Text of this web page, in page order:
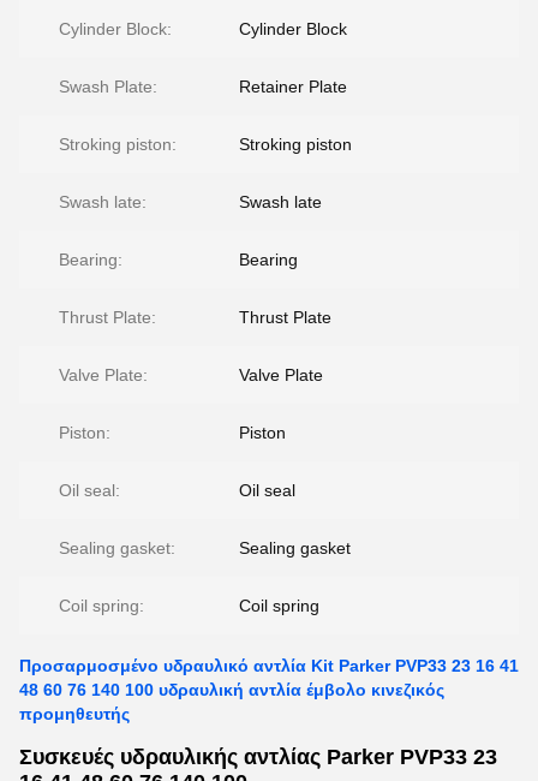
Cylinder Block: Cylinder Block
Swash Plate: Retainer Plate
Stroking piston: Stroking piston
Swash late: Swash late
Bearing: Bearing
Thrust Plate: Thrust Plate
Valve Plate: Valve Plate
Piston: Piston
Oil seal: Oil seal
Sealing gasket: Sealing gasket
Coil spring: Coil spring
Προσαρμοσμένο υδραυλικό αντλία Kit Parker PVP33 23 16 41
48 60 76 140 100 υδραυλική αντλία έμβολο κινεζικός
προμηθευτής
Συσκευές υδραυλικής αντλίας Parker PVP33 23